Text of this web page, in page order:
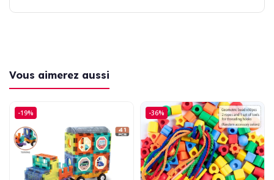
Vous aimerez aussi
-19% -36%